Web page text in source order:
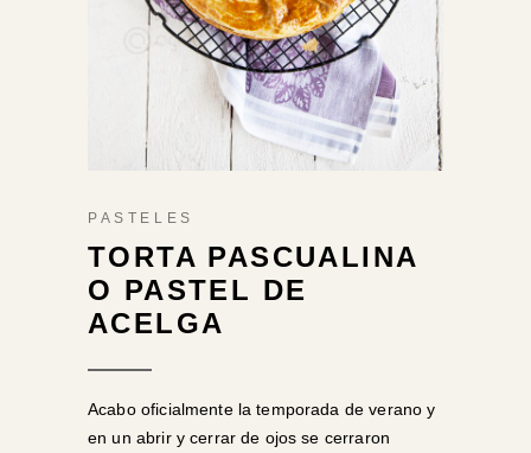
PASTELES
TORTA PASCUALINA
O PASTEL DE
ACELGA
Acabo oficialmente la temporada de verano y
en un abrir y cerrar de ojos se cerraron